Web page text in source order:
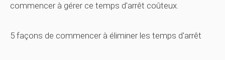
commencer à gérer ce temps d'arrêt coûteux.
5 façons de commencer à éliminer les temps d'arrêt